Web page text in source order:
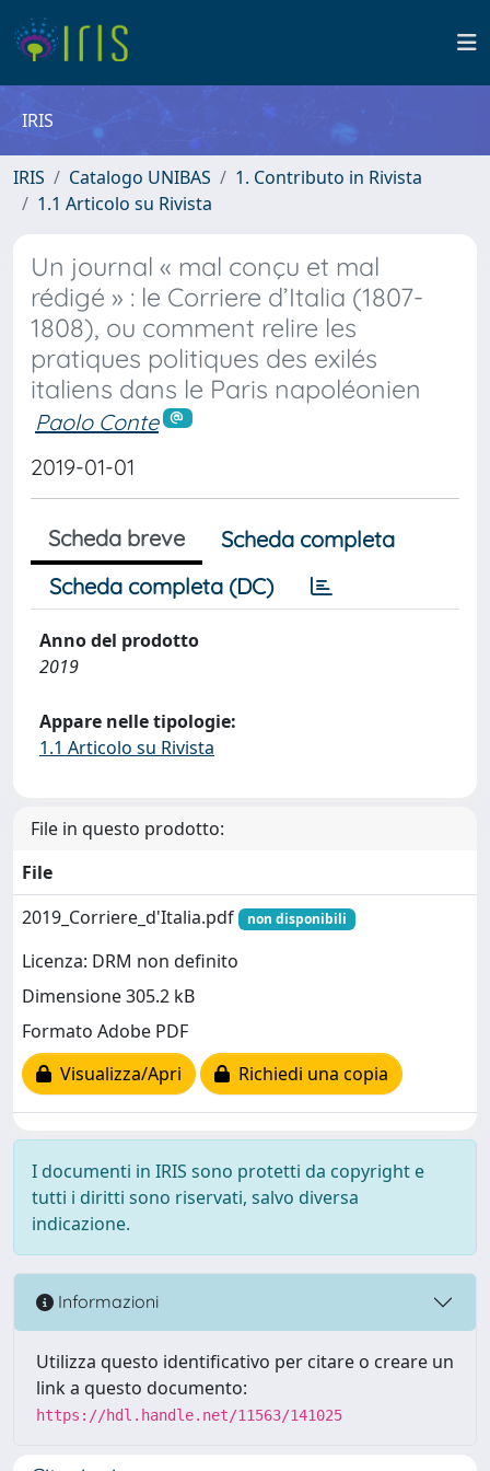
IRIS
IRIS Catalogo UNIBAS
1. Contributo in Rivista
1.1 Articolo su Rivista
Un journal « mal conçu et mal
rédigé » : le Corriere d’Italia (1807-
1808), ou comment relire les
pratiques politiques des exilés
italiens dans le Paris napoléonien
Paolo Conte
2019-01-01
Scheda breve
Scheda completa
Scheda completa (DC)
Anno del prodotto
2019
Appare nelle tipologie:
1.1 Articolo su Rivista
File in questo prodotto:
File
2019_Corriere_d'Italia.pdf
non disponibili
Licenza: DRM non definito
Dimensione 305.2 kB
Formato Adobe PDF
Visualizza/Apri
Richiedi una copia
I documenti in IRIS sono protetti da copyright e
tutti i diritti sono riservati, salvo diversa
indicazione.
Informazioni
Utilizza questo identificativo per citare o creare un
link a questo documento:
https://hdl.handle.net/11563/141025